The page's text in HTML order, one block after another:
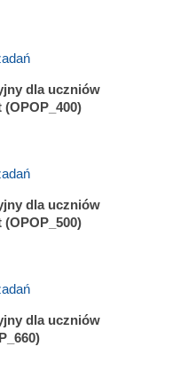
dla uczniów
dla uczniów
dla uczniów